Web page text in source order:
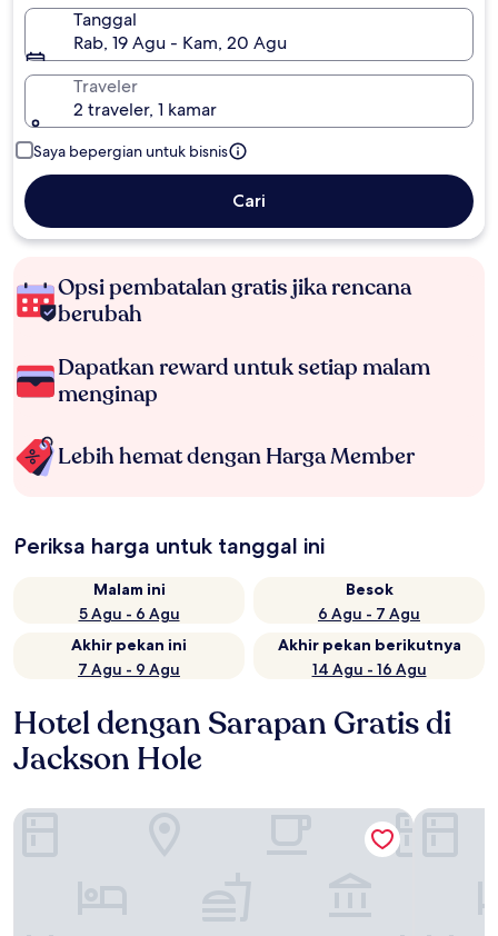
Tanggal
Rab, 19 Agu - Kam, 20 Agu
Traveler
2 traveler, 1 kamar
Saya bepergian untuk bisnis
Cari
Opsi pembatalan gratis jika rencana
berubah
Dapatkan reward untuk setiap malam
menginap
Lebih hemat dengan Harga Member
Periksa harga untuk tanggal ini
Malam ini
5 Agu - 6 Agu
Besok
6 Agu - 7 Agu
Akhir pekan ini
7 Agu - 9 Agu
Akhir pekan berikutnya
14 Agu - 16 Agu
Hotel dengan Sarapan Gratis di
Jackson Hole
Elk Country Inn Super 8